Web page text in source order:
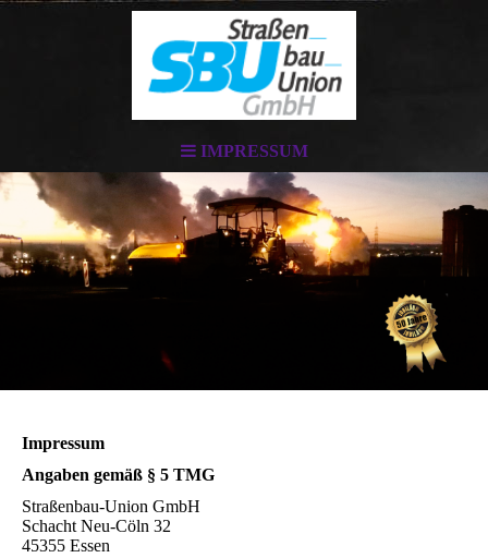
IMPRESSUM
Impressum
Angaben gemäß § 5 TMG
Straßenbau-Union GmbH
Schacht Neu-Cöln 32
45355 Essen